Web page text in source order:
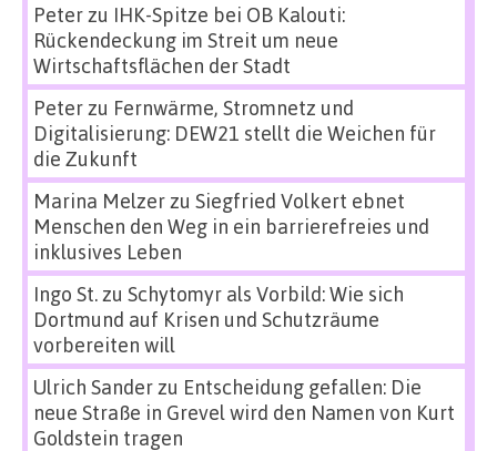
Peterzu IHK-Spitze bei OB Kalouti:
Rückendeckung im Streit um neue
Wirtschaftsflächen der Stadt
Peterzu Fernwärme, Stromnetz und
Digitalisierung: DEW21 stellt die Weichen für
die Zukunft
Marina Melzerzu Siegfried Volkert ebnet
Menschen den Weg in ein barrierefreies und
inklusives Leben
Ingo St.zu Schytomyr als Vorbild: Wie sich
Dortmund auf Krisen und Schutzräume
vorbereiten will
Ulrich Sanderzu Entscheidung gefallen: Die
neue Straße in Grevel wird den Namen von Kurt
Goldstein tragen